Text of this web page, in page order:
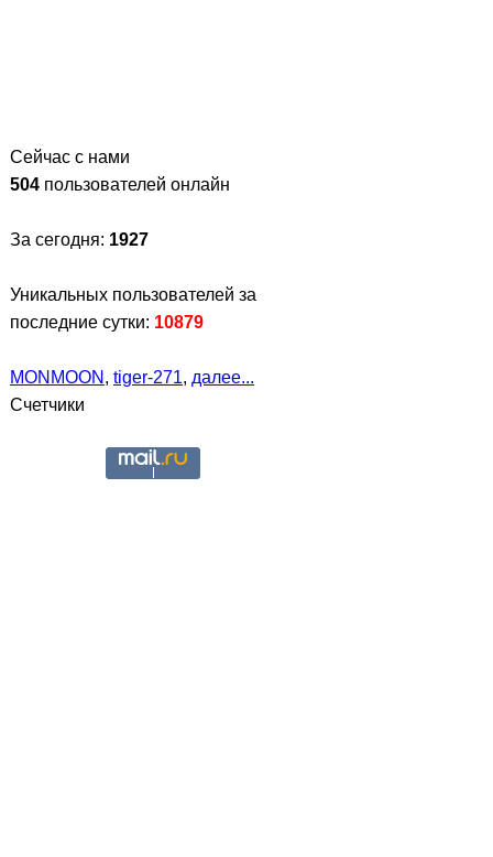
Сейчас с нами
504 пользователей онлайн
За сегодня: 1927
Уникальных пользователей за
последние сутки: 10879
MONMOON , tiger-271, далее...
Счетчики